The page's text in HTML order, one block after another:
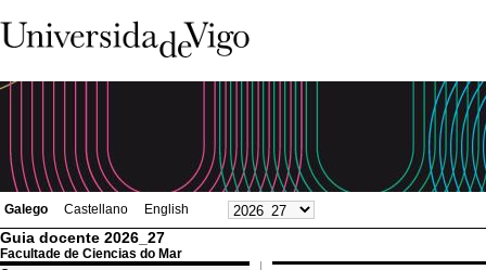
Galego Castellano English
Guia docente 2026_27
Facultade de Ciencias do Mar